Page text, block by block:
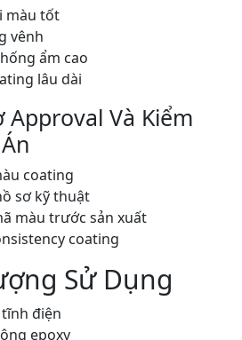
màu tốt
vênh
ẩm cao
lâu dài
Approval Và Kiểm
coating
sơ kỹ thuật
màu trước sản xuất
coating
Sử Dụng
điện
epoxy